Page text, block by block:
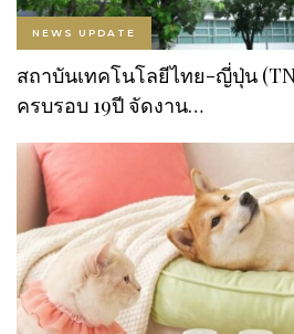
NEWS UPDATE
สถาบันเทคโนโลยีไทย-ญี่ปุ่น
ครบรอบ 19ปี จัดงาน…